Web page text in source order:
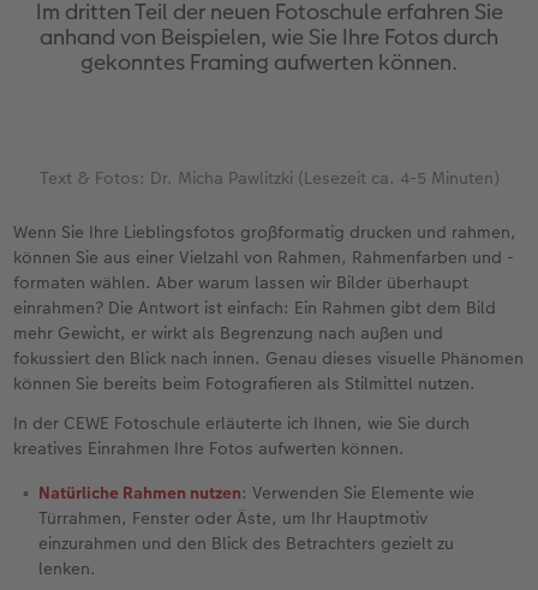
Erinnerungstasche
Personalisierter Schuber
Inspiration
Jahrbuch
Reisefotobuch
Kundenbeispiele
Webinare & VHS
Erste Schritte
Fotocollage
hexxas
Alu Dibond
Gallery Print
Hartschaum
Mehrteiler
Bestellwege
CEWE myPhotos
Fotosets
Fotosticker
Premium Poster
Rahmen
Fotogrößen & Formate
Bestellwege
Last Minute Fotos
Fotos digitalisieren
Sofortfotos
Sofortsticker
Sofortfotos mit Text
Sofortfotos mit Design
Sofortfotostreifen
Sofortfotogrußkarten
Sofortfotosets
Mehrteilige Sofortfotos
Fototassen
Emaille Becher
Dekoration
Schule & Büro
Textilien
Art Prints
Faber-Castell
CEWE Geschenkgutschein
Babykarten
Geburtskarten
Postkarten
Fotokarten
Digitale Grußkarte
Bestellwege
Papierqualitäten
CEWE myPhotos
Silikonhüllen
Handykette
Lederhüllen
Holzhüllen
Bio-based Case
Mit Design
Bestellwege
Neuheiten
Wandkalender Fineline
Kundenbeispiele
Bestellwege
Designvorlagen
Kalender mit fertigem Design
Gestaltungsideen
CEWE myPhotos
Extras
für Männer
für Frauen
für Kinder
für Großeltern
für Tierfreunde
Einfach & schnell gestaltet
Besondere Geschenkideen
Baby
Erste Schritte
Gestaltungsideen
Fotobuch für Anfänger
Softwaretipps
Videotutorials
Anleitungen & Hilfe
Fotowettbewerbe
Neue Funktionen
Erste Schritte
Videotutorials
Im dritten Teil der neuen Fotoschule erfahren Sie
anhand von Beispielen, wie Sie Ihre Fotos durch
gekonntes Framing aufwerten können.
Text & Fotos: Dr. Micha Pawlitzki (Lesezeit ca. 4-5 Minuten)
Wenn Sie Ihre Lieblingsfotos großformatig drucken und rahmen,
können Sie aus einer Vielzahl von Rahmen, Rahmenfarben und -
formaten wählen. Aber warum lassen wir Bilder überhaupt
einrahmen? Die Antwort ist einfach: Ein Rahmen gibt dem Bild
mehr Gewicht, er wirkt als Begrenzung nach außen und
fokussiert den Blick nach innen. Genau dieses visuelle Phänomen
können Sie bereits beim Fotografieren als Stilmittel nutzen.
In der CEWE Fotoschule erläuterte ich Ihnen, wie Sie durch
kreatives Einrahmen Ihre Fotos aufwerten können.
Natürliche Rahmen nutzen: Verwenden Sie Elemente wie
Türrahmen, Fenster oder Äste, um Ihr Hauptmotiv
einzurahmen und den Blick des Betrachters gezielt zu
lenken.